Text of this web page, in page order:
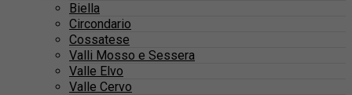
Biella
Circondario
Cossatese
Valli Mosso e Sessera
Valle Elvo
Valle Cervo